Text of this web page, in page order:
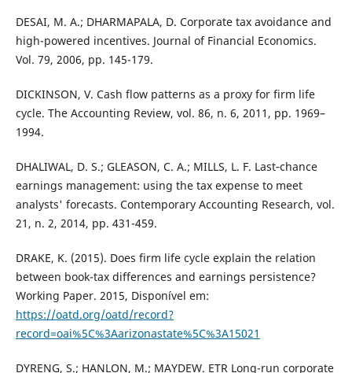
DESAI, M. A.; DHARMAPALA, D. Corporate tax avoidance and
high-powered incentives. Journal of Financial Economics.
Vol. 79, 2006, pp. 145-179.
DICKINSON, V. Cash flow patterns as a proxy for firm life
cycle. The Accounting Review, vol. 86, n. 6, 2011, pp. 1969–
1994.
DHALIWAL, D. S.; GLEASON, C. A.; MILLS, L. F. Last‐chance
earnings management: using the tax expense to meet
analysts' forecasts. Contemporary Accounting Research, vol.
21, n. 2, 2014, pp. 431-459.
DRAKE, K. (2015). Does firm life cycle explain the relation
between book-tax differences and earnings persistence?
Working Paper. 2015, Disponível em:
https://oatd.org/oatd/record?
record=oai%5C%3Aarizonastate%5C%3A15021
DYRENG, S.; HANLON, M.; MAYDEW. ETR Long-run corporate